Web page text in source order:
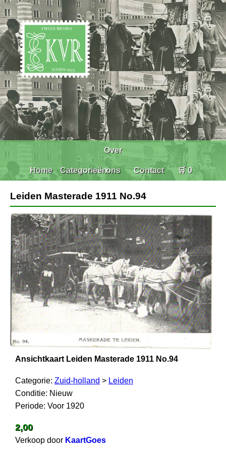
Home Categorieën
Over
ons Contact 🛒 0
Leiden Masterade 1911 No.94
Ansichtkaart Leiden Masterade 1911 No.94
Categorie: Zuid-holland > Leiden
Conditie: Nieuw
Periode: Voor 1920
2,00
Verkoop door KaartGoes